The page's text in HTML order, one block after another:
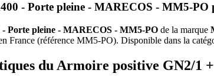
- Porte pleine - MARECOS - MM5-PO
Porte pleine - MARECOS - MM5-PO de la marque
France (référence MM5-PO). Disponible dans la
du Armoire positive GN2/1